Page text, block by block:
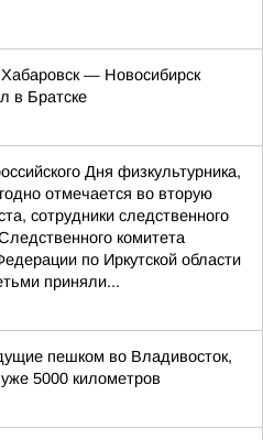
— Новосибирск
в Братске
Дня физкультурника,
отмечается во вторую
сотрудники следственного
комитета
по Иркутской области
приняли...
пешком во Владивосток,
5000 километров